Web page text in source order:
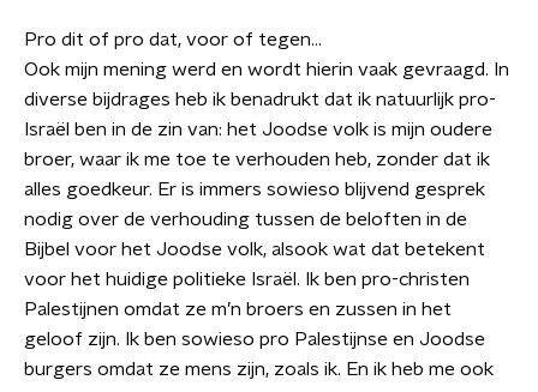
Pro dit of pro dat, voor of tegen…
Ook mijn mening werd en wordt hierin vaak gevraagd. In
diverse bijdrages heb ik benadrukt dat ik natuurlijk pro-
Israël ben in de zin van: het Joodse volk is mijn oudere
broer, waar ik me toe te verhouden heb, zonder dat ik
alles goedkeur. Er is immers sowieso blijvend gesprek
nodig over de verhouding tussen de beloften in de
Bijbel voor het Joodse volk, alsook wat dat betekent
voor het huidige politieke Israël. Ik ben pro-christen
Palestijnen omdat ze m’n broers en zussen in het
geloof zijn. Ik ben sowieso pro Palestijnse en Joodse
burgers omdat ze mens zijn, zoals ik. En ik heb me ook